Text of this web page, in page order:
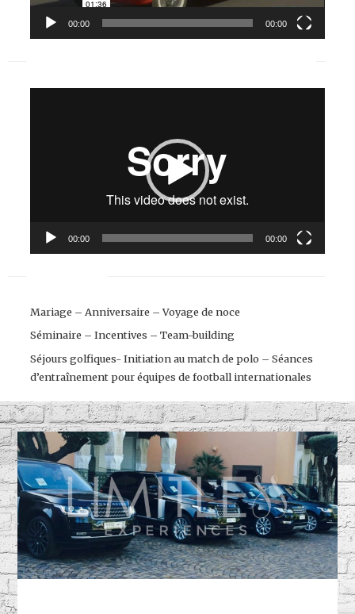
00:00 00:00
00:00 00:00
Mariage – Anniversaire – Voyage de noce
Séminaire – Incentives – Team-building
Séjours golfiques- Initiation au match de polo – Séances
d’entraînement pour équipes de football internationales